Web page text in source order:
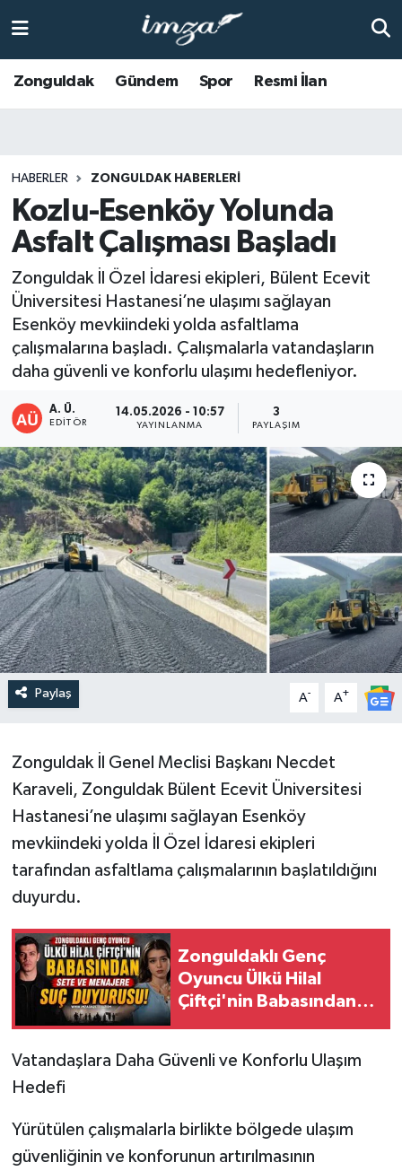
Zonguldak Gündem Spor Resmi İlan
HABERLER ZONGULDAK HABERLERI
Kozlu-Esenköy Yolunda
Asfalt Çalışması Başladı
Zonguldak İl Özel İdaresi ekipleri, Bülent Ecevit
Üniversitesi Hastanesi’ne ulaşımı sağlayan
Esenköy mevkiindeki yolda asfaltlama
çalışmalarına başladı. Çalışmalarla vatandaşların
daha güvenli ve konforlu ulaşımı hedefleniyor.
A. Ü.
EDITÖR
14.05.2026 - 10:57
YAYINLANMA
3
PAYLAŞIM
Paylaş A- A+
Zonguldak İl Genel Meclisi Başkanı Necdet
Karaveli, Zonguldak Bülent Ecevit Üniversitesi
Hastanesi’ne ulaşımı sağlayan Esenköy
mevkiindeki yolda İl Özel İdaresi ekipleri
tarafından asfaltlama çalışmalarının başlatıldığını
duyurdu.
Zonguldaklı Genç
Oyuncu Ülkü Hilal
Çiftçi'nin Babasından
Vatandaşlara Daha Güvenli ve Konforlu Ulaşım
Hedefi
Yürütülen çalışmalarla birlikte bölgede ulaşım
güvenliğinin ve konforunun artırılmasının
Anasayfa
KOZLU
KİLİMLİ
BARTIN
BOLU
DÜZCE
EREĞLİ
GÖKÇEBEY
KARABÜK
KASTAMONU
Zonguldak Hava Durumu
Süper Lig Puan Durumu ve Fikstür
Tüm Manşetler
Son Dakika Haberleri
Haber Arşivi